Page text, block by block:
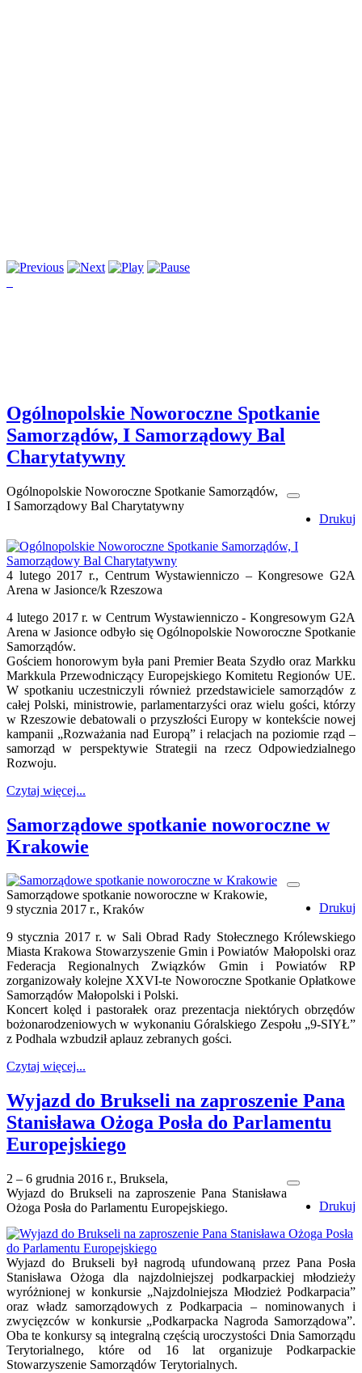
Ogólnopolskie Noworoczne Spotkanie
Samorządów, I Samorządowy Bal
Charytatywny
Drukuj
Ogólnopolskie Noworoczne Spotkanie Samorządów,
I Samorządowy Bal Charytatywny
4 lutego 2017 r., Centrum Wystawienniczo – Kongresowe G2A
Arena w Jasionce/k Rzeszowa
4 lutego 2017 r. w Centrum Wystawienniczo - Kongresowym G2A
Arena w Jasionce odbyło się Ogólnopolskie Noworoczne Spotkanie
Samorządów.
Gościem honorowym była pani Premier Beata Szydło oraz Markku
Markkula Przewodniczący Europejskiego Komitetu Regionów UE.
W spotkaniu uczestniczyli również przedstawiciele samorządów z
całej Polski, ministrowie, parlamentarzyści oraz wielu gości, którzy
w Rzeszowie debatowali o przyszłości Europy w kontekście nowej
kampanii „Rozważania nad Europą” i relacjach na poziomie rząd –
samorząd w perspektywie Strategii na rzecz Odpowiedzialnego
Rozwoju.
Czytaj więcej...
Samorządowe spotkanie noworoczne w
Krakowie
Drukuj
Samorządowe spotkanie noworoczne w Krakowie,
9 stycznia 2017 r., Kraków
9 stycznia 2017 r. w Sali Obrad Rady Stołecznego Królewskiego
Miasta Krakowa Stowarzyszenie Gmin i Powiatów Małopolski oraz
Federacja Regionalnych Związków Gmin i Powiatów RP
zorganizowały kolejne XXVI-te Noworoczne Spotkanie Opłatkowe
Samorządów Małopolski i Polski.
Koncert kolęd i pastorałek oraz prezentacja niektórych obrzędów
bożonarodzeniowych w wykonaniu Góralskiego Zespołu „9-SIYŁ”
z Podhala wzbudził aplauz zebranych gości.
Czytaj więcej...
Wyjazd do Brukseli na zaproszenie Pana
Stanisława Ożoga Posła do Parlamentu
Europejskiego
Drukuj
2 – 6 grudnia 2016 r., Bruksela,
Wyjazd do Brukseli na zaproszenie Pana Stanisława
Ożoga Posła do Parlamentu Europejskiego.
Wyjazd do Brukseli był nagrodą ufundowaną przez Pana Posła
Stanisława Ożoga dla najzdolniejszej podkarpackiej młodzieży
wyróżnionej w konkursie „Najzdolniejsza Młodzież Podkarpacia”
oraz władz samorządowych z Podkarpacia – nominowanych i
zwycięzców w konkursie „Podkarpacka Nagroda Samorządowa”.
Oba te konkursy są integralną częścią uroczystości Dnia Samorządu
Terytorialnego, które od 16 lat organizuje Podkarpackie
Stowarzyszenie Samorządów Terytorialnych.